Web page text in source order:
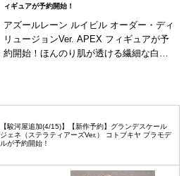
ィギュアが予約開始！
アズールレーン ルイビル オーダー・ディ
リュージョンVer. APEX フィギュアが予
約開始！ほんのり肌が透ける繊細な白ス
【駿河屋追加(4/15)】【新作予約】グランデスケール
ジェネ（ステラティアーズVer.） コトブキヤ プラモデ
ルが予約開始！